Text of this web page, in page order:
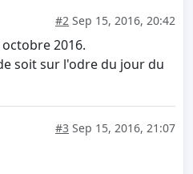
#2 Sep 15, 2016, 20:42
2016.
soit sur l'odre du jour du
#3 Sep 15, 2016, 21:07